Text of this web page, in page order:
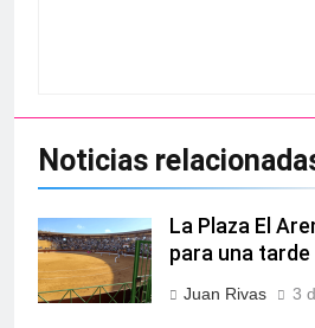
Noticias
La Plaza El
para una
Juan Rivas 3